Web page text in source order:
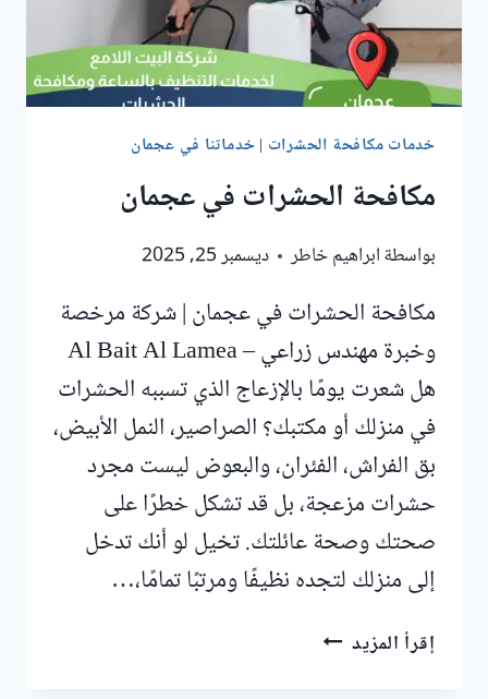
خدمات مكافحة الحشرات |خدماتنا في عجمان
مكافحة الحشرات في عجمان
بواسطةابراهيم خاطر ديسمبر 25, 2025
مكافحة الحشرات في عجمان | شركة مرخصة
وخبرة مهندس زراعي – Al Bait Al Lamea
هل شعرت يومًا بالإزعاج الذي تسببه الحشرات
في منزلك أو مكتبك؟ الصراصير، النمل الأبيض،
بق الفراش، الفئران، والبعوض ليست مجرد
حشرات مزعجة، بل قد تشكل خطرًا على
صحتك وصحة عائلتك. تخيل لو أنك تدخل
إلى منزلك لتجده نظيفًا ومرتبًا تمامًا،…
إقرأ المزيدمكافحة